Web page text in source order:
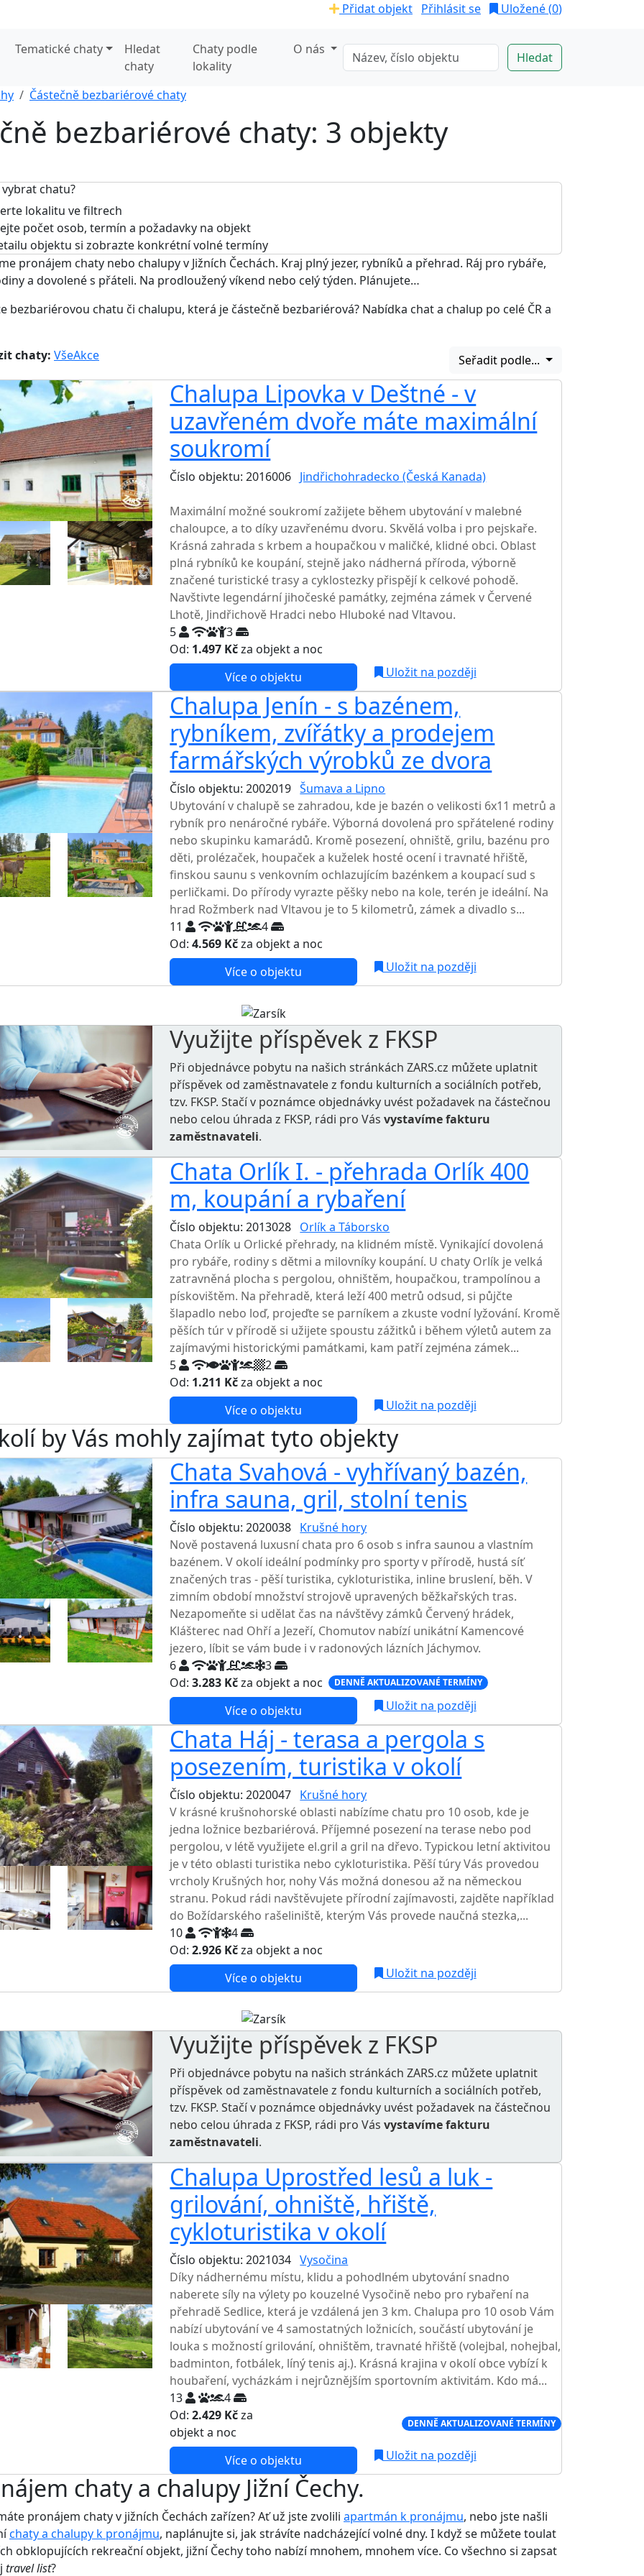
Přidat objekt Přihlásit se Uložené (0)
Tematické chaty
Hledat
chaty
Chaty podle
lokality
O nás
Částečně bezbariérové chaty
bezbariérové chaty: 3 objekty
chatu?
lokalitu ve filtrech
počet osob, termín a požadavky na objekt
objektu si zobrazte konkrétní volné termíny
pronájem chaty nebo chalupy v Jižních Čechách. Kraj plný jezer, rybníků a přehrad. Ráj pro rybáře,
a dovolené s přáteli. Na prodloužený víkend nebo celý týden. Plánujete…
bezbariérovou chatu či chalupu, která je částečně bezbariérová? Nabídka chat a chalup po celé ČR a
chaty: VšeAkce Seřadit podle...
Chalupa Lipovka v Deštné - v
uzavřeném dvoře máte maximální
soukromí
Číslo objektu: 2016006 Jindřichohradecko (Česká Kanada)
Maximální možné soukromí zažijete během ubytování v malebné
chaloupce, a to díky uzavřenému dvoru. Skvělá volba i pro pejskaře.
Krásná zahrada s krbem a houpačkou v maličké, klidné obci. Oblast
plná rybníků ke koupání, stejně jako nádherná příroda, výborně
značené turistické trasy a cyklostezky přispějí k celkové pohodě.
Navštivte legendární jihočeské památky, zejména zámek v Červené
Lhotě, Jindřichově Hradci nebo Hluboké nad Vltavou.
5
3
Od: 1.497 Kčza objekt a noc
Více o objektu Uložit na později
Chalupa Jenín - s bazénem,
rybníkem, zvířátky a prodejem
farmářských výrobků ze dvora
Číslo objektu: 2002019 Šumava a Lipno
Ubytování v chalupě se zahradou, kde je bazén o velikosti 6x11 metrů a
rybník pro nenáročné rybáře. Výborná dovolená pro spřátelené rodiny
nebo skupinku kamarádů. Kromě posezení, ohniště, grilu, bazénu pro
děti, prolézaček, houpaček a kuželek hosté ocení i travnaté hřiště,
finskou saunu s venkovním ochlazujícím bazénkem a koupací sud s
perličkami. Do přírody vyrazte pěšky nebo na kole, terén je ideální. Na
hrad Rožmberk nad Vltavou je to 5 kilometrů, zámek a divadlo s...
11
4
Od:4.569 Kčza objekt a noc
Více o objektu
Uložit na později
Využijte příspěvek z FKSP
Při objednávce pobytu na našich stránkách ZARS.cz můžete uplatnit
příspěvek od zaměstnavatele zfondu kulturních a sociálních potřeb,
tzv. FKSP. Stačí v poznámce objednávky uvést požadavek na částečnou
nebo celou úhrada z FKSP, rádi pro Vásvystavíme fakturu
zaměstnavateli.
Chata Orlík I. - přehrada Orlík 400
m, koupání a rybaření
Číslo objektu: 2013028 Orlík a Táborsko
Chata Orlík u Orlické přehrady, na klidném místě. Vynikající dovolená
pro rybáře, rodiny s dětmi a milovníky koupání. U chaty Orlík je velká
zatravněná plocha s pergolou, ohništěm, houpačkou, trampolínou a
pískovištěm. Na přehradě, která leží 400 metrů odsud, si půjčte
šlapadlo nebo loď, projeďte se parníkem a zkuste vodní lyžování. Kromě
pěších túr v přírodě si užijete spoustu zážitků i během výletů autem za
zajímavými historickými památkami, kam patří zejména zámek...
5
2
Od: 1.211 Kčza objekt a noc
Více o objektu
Uložit na později
by Vás mohly zajímat tyto objekty
Chata Svahová - vyhřívaný bazén,
infra sauna, gril, stolní tenis
Číslo objektu: 2020038 Krušné hory
Nově postavená luxusní chata pro 6 osob s infra saunou a vlastním
bazénem. V okolí ideální podmínky pro sporty v přírodě, hustá síť
značených tras - pěší turistika, cykloturistika, inline bruslení, běh. V
zimním období množství strojově upravených běžkařských tras.
Nezapomeňte si udělat čas na návštěvy zámků Červený hrádek,
Klášterec nad Ohří a Jezeří, Chomutov nabízí unikátní Kamencové
jezero, líbit se vám bude i v radonových lázních Jáchymov.
6
3
Od:3.283 Kčza objekt a noc DENNĚ AKTUALIZOVANÉ TERMÍNY
Více o objektu Uložit na později
Chata Háj - terasa a pergola s
posezením, turistika v okolí
Číslo objektu: 2020047 Krušné hory
V krásné krušnohorské oblasti nabízíme chatu pro 10 osob, kde je
jedna ložnice bezbariérová. Příjemné posezení na terase nebo pod
pergolou, v létě využijete el.gril a gril na dřevo. Typickou letní aktivitou
je v této oblasti turistika nebo cykloturistika. Pěší túry Vás provedou
vrcholy Krušných hor, nohy Vás možná donesou až na německou
stranu. Pokud rádi navštěvujete přírodní zajímavosti, zajděte například
do Božídarského rašeliniště, kterým Vás provede naučná stezka,...
10
4
Od:2.926 Kčza objekt a noc
Více o objektu
Uložit na později
Využijte příspěvek z FKSP
Při objednávce pobytu na našich stránkách ZARS.cz můžete uplatnit
příspěvek od zaměstnavatele zfondu kulturních a sociálních potřeb,
tzv. FKSP. Stačí v poznámce objednávky uvést požadavek na částečnou
nebo celou úhrada z FKSP, rádi pro Vásvystavíme fakturu
zaměstnavateli.
Chalupa Uprostřed lesů a luk -
grilování, ohniště, hřiště,
cykloturistika v okolí
Číslo objektu: 2021034 Vysočina
Díky nádhernému místu, klidu a pohodlném ubytování snadno
naberete síly na výlety po kouzelné Vysočině nebo pro rybaření na
přehradě Sedlice, která je vzdálená jen 3 km. Chalupa pro 10 osob Vám
nabízí ubytování ve 4 samostatných ložnicích, součástí ubytování je
louka s možností grilování, ohništěm, travnaté hřiště (volejbal, nohejbal,
badminton, fotbálek, líný tenis aj.). Krásná krajina v okolí obce vybízí k
houbaření, vycházkám i nejrůznějším sportovním aktivitám. Kdo má...
13
4
Od:2.429 Kčza
objekt a noc
DENNĚ AKTUALIZOVANÉ TERMÍNY
Více o objektu Uložit na později
chaty a chalupy Jižní Čechy.
pronájem chaty v jižních Čechách zařízen? Ať už jste zvolili apartmán k pronájmu, nebo jste našli
chaty a chalupy k pronájmu, naplánujte si, jak strávíte nadcházející volné dny. I když se můžete toulat
obklopujících rekreační objekt, jižní Čechy toho nabízí mnohem, mnohem více. Co všechno si zapsat
travel list?